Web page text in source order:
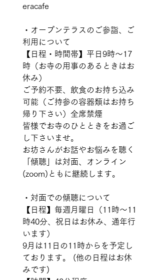
eracafe
・オープンテラスのご参詣、ご
利用について
【日程・時間帯】平日9時〜17
時（お寺の用事のあるときはお
休み）
ご予約不要、飲食のお持ち込み
可能（ご持参の容器類はお持ち
帰り下さい）全席禁煙
皆様でお寺のひとときをお過ご
し下さいませ。
お坊さんがお話やお悩みを聴く
「傾聴」は対面、オンライン
(zoom)ともに継続します。
・対面での傾聴について
【日程】毎週月曜日（11時〜11
時40分、祝日はお休み、通年行
います）
9月は11日の11時からを予定し
ております。 (他の日程はお休
みです)